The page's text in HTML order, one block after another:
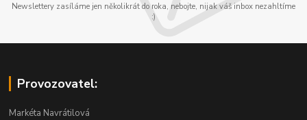
Newslettery zasíláme jen několikrát do roka, nebojte, nijak váš inbox nezahltíme
:)
Provozovatel:
Markéta Navrátilová